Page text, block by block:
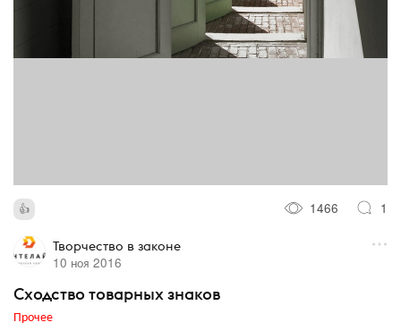
1466 1
Творчество в законе
10 ноя 2016
Сходство товарных знаков
Прочее